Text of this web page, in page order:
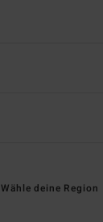
Wähle deine Region